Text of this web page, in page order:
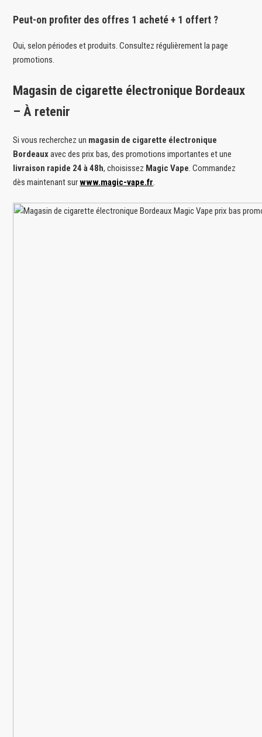
Peut-on profiter des offres 1 acheté + 1 offert ?
Oui, selon périodes et produits. Consultez régulièrement la page
promotions.
Magasin de cigarette électronique Bordeaux
– À retenir
Si vous recherchez un magasin de cigarette électronique
Bordeauxavec des prix bas, des promotions importantes et une
livraison rapide 24 à 48h, choisissez Magic Vape. Commandez
dès maintenant surwww.magic-vape.fr.